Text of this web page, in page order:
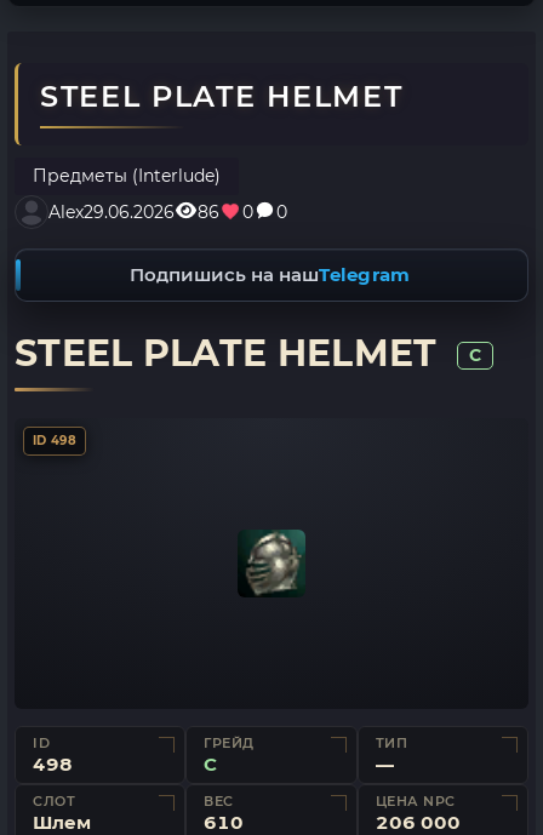
STEEL PLATE HELMET
Предметы (Interlude)
Alex29.06.2026 86 0 0
Подпишись на нашTelegram
STEEL PLATE HELMET C
ID 498
ID
498
ГРЕЙД
C
ТИП
—
СЛОТ
Шлем
ВЕС
610
ЦЕНА NPC
206 000